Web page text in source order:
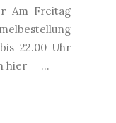
Am Freitag
22.00 Uhr
hier ...